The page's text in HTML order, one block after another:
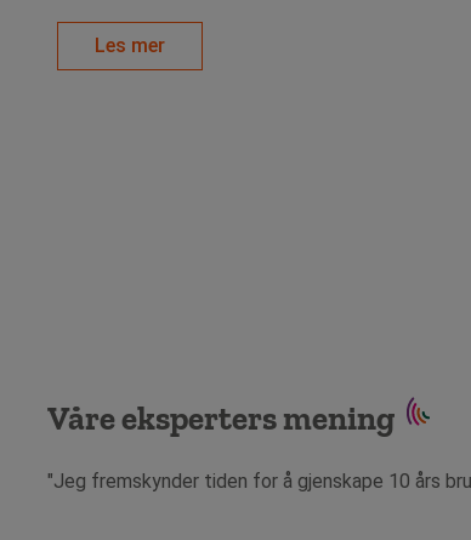
Les mer
Våre eksperters mening
"Jeg fremskynder tiden for å gjenskape 10 års